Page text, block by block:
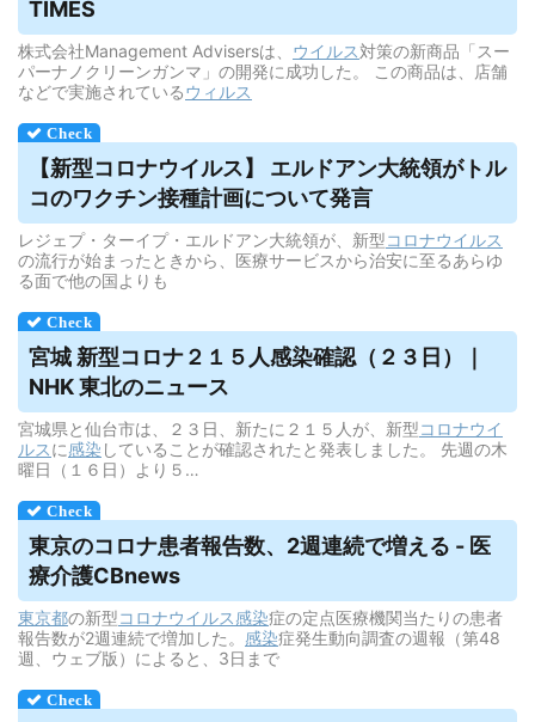
TIMES
株式会社Management Advisersは、 ウイルス対策の新商品「スー
パーナノクリーンガンマ」の開発に成功した。 この商品は、店舗
などで実施されているウィルス
【新型コロナウイルス】 エルドアン大統領がトル
コのワクチン接種計画について発言
レジェプ・ターイプ・エルドアン大統領が、新型コロナウイルス
の流行が始まったときから、医療サービスから治安に至るあらゆ
る面で他の国よりも
宮城 新型コロナ２１５人感染確認（２３日）｜
NHK 東北のニュース
宮城県と仙台市は、２３日、新たに２１５人が、新型コロナウイ
ルスに感染 していることが確認されたと発表しました。 先週の木
曜日（１６日）より５…
東京のコロナ患者報告数、2週連続で増える - 医
療介護CBnews
東京都の新型コロナウイルス感染症の定点医療機関当たりの患者
報告数が2週連続で増加した。 感染症発生動向調査の週報（第48
週、ウェブ版）によると、3日まで